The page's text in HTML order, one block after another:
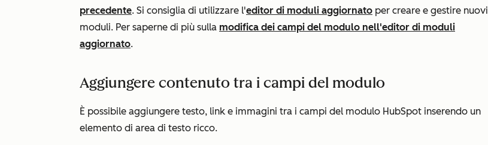
precedente. Si consiglia di utilizzare l'editor di moduli aggiornato per creare e gestire nuovi
moduli. Per saperne di più sulla modifica dei campi del modulo nell'editor di moduli
aggiornato.
Aggiungere contenuto tra i campi del modulo
È possibile aggiungere testo, link e immagini tra i campi del modulo HubSpot inserendo un
elemento di area di testo ricco.